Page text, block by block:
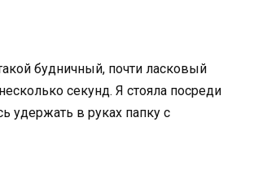
будничный, почти ласковый
секунд. Я стояла посреди
удержать в руках папку с